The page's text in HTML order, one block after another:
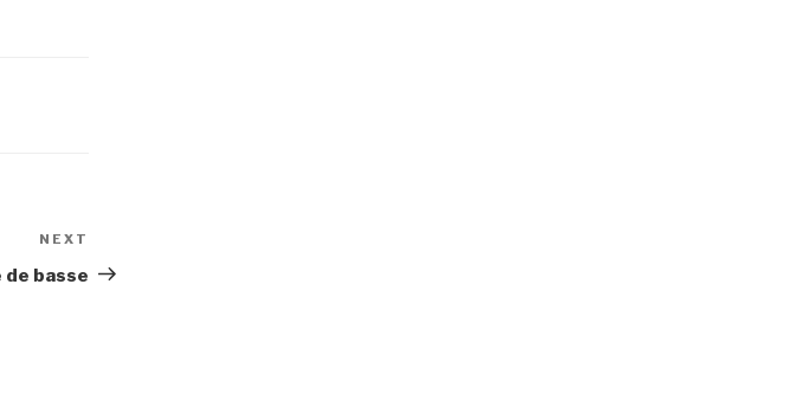
Post
NEXT
de basse